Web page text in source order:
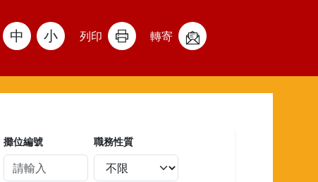
中 小 列印 轉寄
攤位編號 職務性質